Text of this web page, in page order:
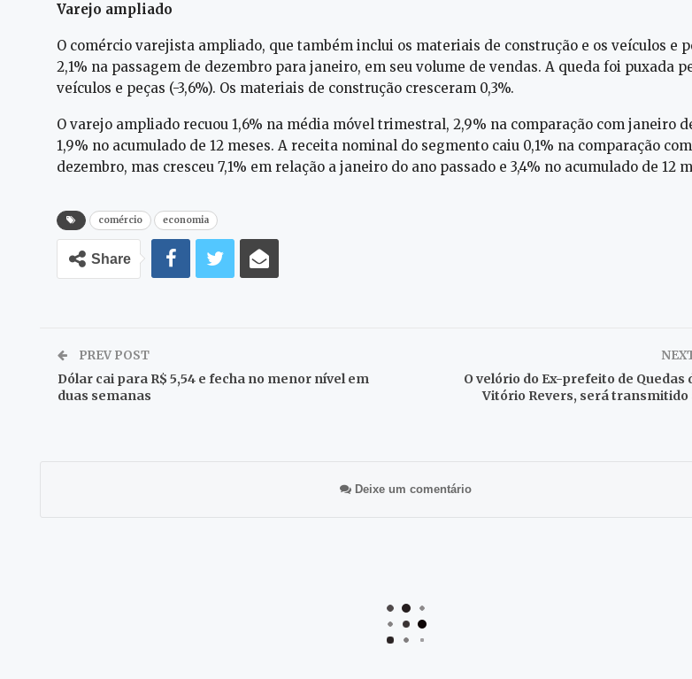
Varejo ampliado
O comércio varejista ampliado, que também inclui os materiais de construção e os veículos e
2,1% na passagem de dezembro para janeiro, em seu volume de vendas. A queda foi puxada
veículos e peças (-3,6%). Os materiais de construção cresceram 0,3%.
O varejo ampliado recuou 1,6% na média móvel trimestral, 2,9% na comparação com janeiro
1,9% no acumulado de 12 meses. A receita nominal do segmento caiu 0,1% na comparação com
dezembro, mas cresceu 7,1% em relação a janeiro do ano passado e 3,4% no acumulado de 12
comércio economia
Share
PREV POST
Dólar cai para R$ 5,54 e fecha no menor nível em
duas semanas
O velório do Ex-prefeito de Quedas
Vitório Revers, será transmitido
Deixe um comentário